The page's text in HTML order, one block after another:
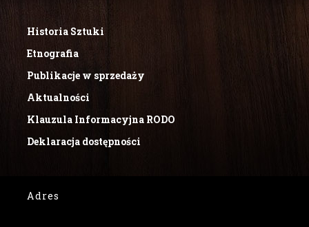
Historia Sztuki
Etnografia
Publikacje w sprzedaży
Aktualności
Klauzula Informacyjna RODO
Deklaracja dostępności
Adres